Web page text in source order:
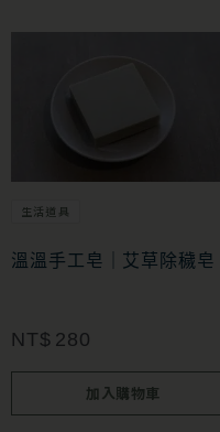
生活道具
溫溫手工皂｜艾草除穢皂
NT$ 280
加入購物車